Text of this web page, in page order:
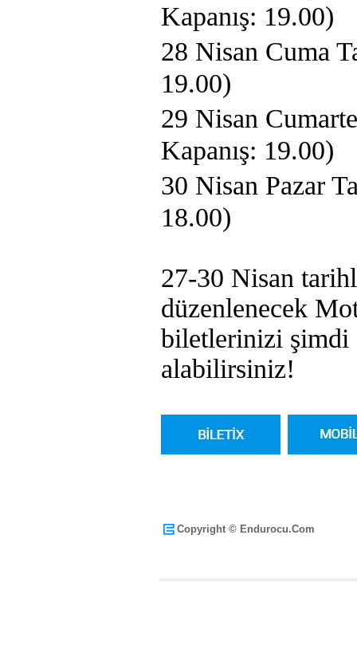
Kapanış: 19.00)
28 Nisan Cuma
19.00)
29 Nisan
Kapanış: 19.00)
30 Nisan Pazar
18.00)
27-30 Nisan
düzenlenecek
biletlerinizi şimdi
alabilirsiniz!
Copyright © Endurocu.Com